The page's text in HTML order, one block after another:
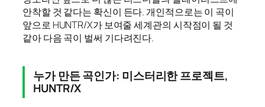
안착할 것 같다는 확신이 든다. 개인적으로는 이 곡이
앞으로 HUNTR/X가 보여줄 세계관의 시작점이 될 것
같아 다음 곡이 벌써 기다려진다.
누가 만든 곡인가: 미스터리한 프로젝트,
HUNTR/X